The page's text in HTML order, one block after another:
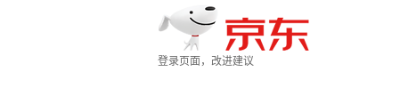
登录页面，改进建议